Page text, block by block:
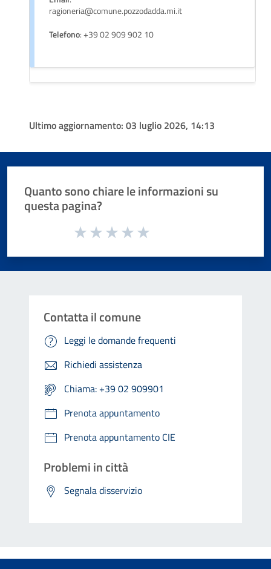
ragioneria@comune.pozzodadda.mi.it
Telefono: +39 02 909 902 10
Ultimo aggiornamento: 03 luglio 2026, 14:13
Quanto sono chiare le informazioni su
questa pagina?
Valuta da 1 a 5 stelle la pagina
Contatta il comune
Leggi le domande frequenti
Richiedi assistenza
Chiama: +39 02 909901
Prenota appuntamento
Prenota appuntamento CIE
Problemi in città
Segnala disservizio